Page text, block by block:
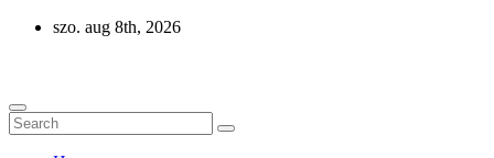
Skip
szo. aug 8th, 2026